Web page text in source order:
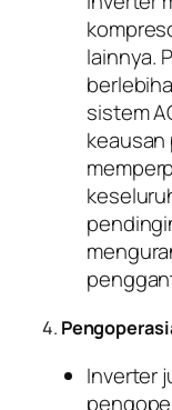
lainnya.
sistem
keausan
4.
Inverter